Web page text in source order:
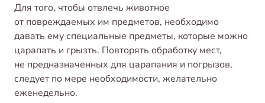
Для того, чтобы отвлечь животное
от повреждаемых им предметов, необходимо
давать ему специальные предметы, которые можно
царапать и грызть. Повторять обработку мест,
не предназначенных для царапания и погрызов,
следует по мере необходимости, желательно
еженедельно.